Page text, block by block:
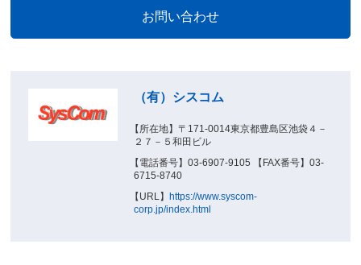
（有）シスコム
【所在地】〒171-0014東京都豊島区池袋４－
２７－５和田ビル
【電話番号】03-6907-9105 【FAX番号】03-
6715-8740
【URL】
https://www.syscom-
corp.jp/index.html